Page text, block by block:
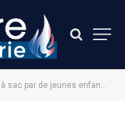
de jeunes enfants dans le Doubs